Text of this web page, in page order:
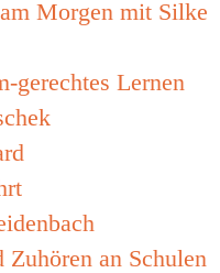
Morgen mit Silke
gerechtes Lernen
Zuhören an Schulen